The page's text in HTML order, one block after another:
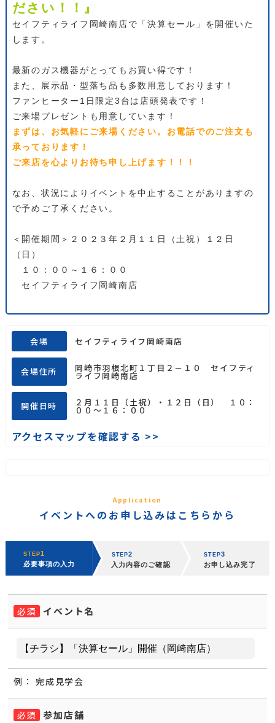
ださい！！』
セイフティライフ岡崎南店で「決算セール」を開催いた
します。
最新のガス機器がとってもお買い得です！
また、展示品・型落ち品も多数用意しております！
ファンヒーター1日限定3台は店頭発表です！
ご来場プレゼントも用意しています！
まずは、お気軽にご来場ください。お電話でのご注文も
承っております！
ご来店を心よりお待ち申し上げます！！！
なお、状況によりイベントを中止することがありますの
で予めご了承ください。
＜開催期間＞２０２３年２月１１日（土祝）１２日
（日）
１０：００～１６：００
セイフティライフ岡崎南店
会場 セイフティライフ岡崎南店
会場住所 岡崎市羽根北町１丁目２－１０ セイフティ
ライフ岡崎南店
開催日時 ２月１１日（土祝）・１２日（日） １０：
００～１６：００
アクセスマップを確認する >>
Application
イベントへのお申し込みはこちらから
必須 イベント名
例：完成見学会
必須 参加店舗